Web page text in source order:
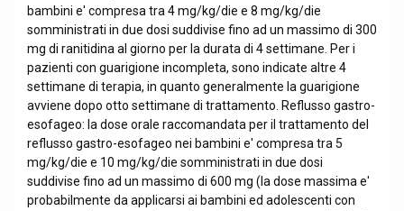
bambini e' compresa tra 4 mg/kg/die e 8 mg/kg/die
somministrati in due dosi suddivise fino ad un massimo di 300
mg di ranitidina al giorno per la durata di 4 settimane. Per i
pazienti con guarigione incompleta, sono indicate altre 4
settimane di terapia, in quanto generalmente la guarigione
avviene dopo otto settimane di trattamento. Reflusso gastro-
esofageo: la dose orale raccomandata per il trattamento del
reflusso gastro-esofageo nei bambini e' compresa tra 5
mg/kg/die e 10 mg/kg/die somministrati in due dosi
suddivise fino ad un massimo di 600 mg (la dose massima e'
probabilmente da applicarsi ai bambini ed adolescenti con